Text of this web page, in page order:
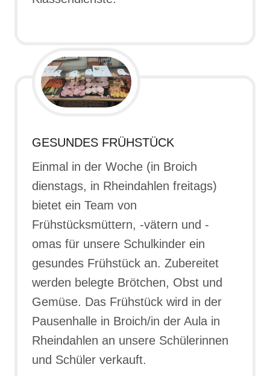
GESUNDES FRÜHSTÜCK
Einmal in der Woche (in Broich
dienstags, in Rheindahlen freitags)
bietet ein Team von
Frühstücksmüttern, -vätern und -
omas für unsere Schulkinder ein
gesundes Frühstück an. Zubereitet
werden belegte Brötchen, Obst und
Gemüse. Das Frühstück wird in der
Pausenhalle in Broich/in der Aula in
Rheindahlen an unsere Schülerinnen
und Schüler verkauft.